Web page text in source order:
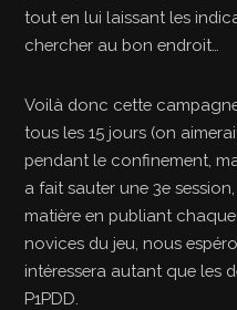
tout en lui laissant les
chercher au bon endroit…
Voilà donc cette
tous les 15 jours (on
pendant le confinement,
a fait sauter une 3e
matière en publiant
novices du jeu, nous
intéressera autant que les
P1PDD.